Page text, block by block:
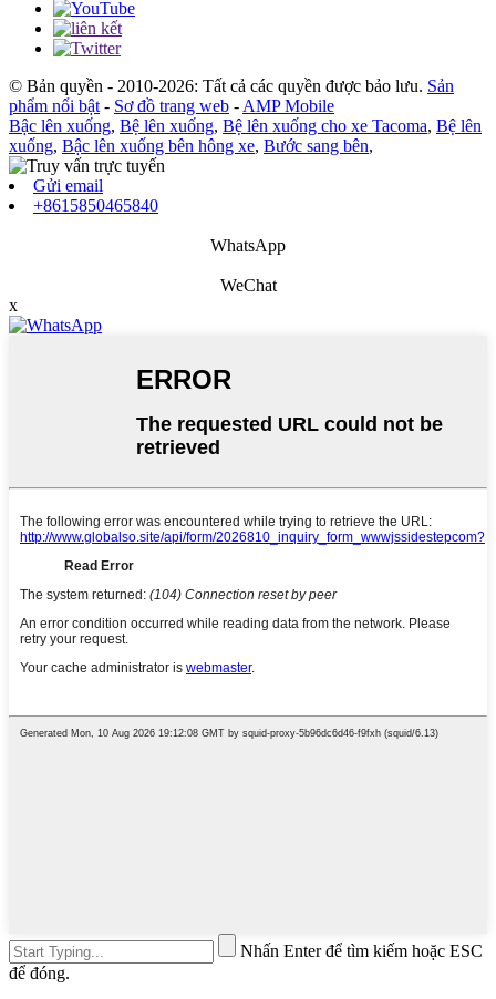
© Bản quyền - 2010-2026: Tất cả các quyền được bảo lưu. Sản
phẩm nổi bật - Sơ đồ trang web - AMP Mobile
Bậc lên xuống, Bệ lên xuống, Bệ lên xuống cho xe Tacoma, Bệ lên
xuống, Bậc lên xuống bên hông xe, Bước sang bên,
Gửi email
+8615850465840
WhatsApp
WeChat
x
Nhấn Enter để tìm kiếm hoặc ESC
để đóng.